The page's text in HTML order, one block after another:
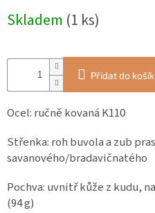
Přihlášení
cena:
Skladem (1 ks)
Přidat do
Ocel: ručně kovaná K110
Střenka: roh buvola a zub
savanového/bradavičnatého
Pochva: uvnitř kůže z kudu,
(94 g)